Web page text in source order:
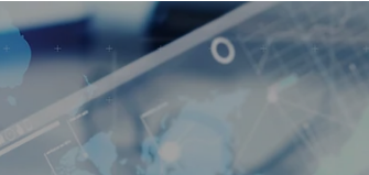
ندوات عبر الإنترنت